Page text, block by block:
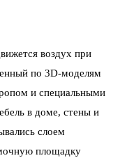
воздух при
по 3D-моделям
и специальными
в доме, стены и
слоем
площадку